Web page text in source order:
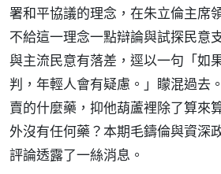
署和平協議的理念，在朱立倫主席
不給這一理念一點辯論與試探民意
與主流民意有落差，逕以一句「如
判，年輕人會有疑慮。」矇混過去
賣的什麼藥，抑他葫蘆裡除了算來
外沒有任何藥？本期毛鑄倫與資深
評論透露了一絲消息。